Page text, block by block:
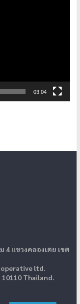
03:04
4 แขวงคลองเตย เขต
ltd.
10110 Thailand.